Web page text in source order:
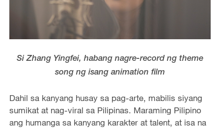
Si Zhang Yingfei, habang nagre-record ng theme
song ng isang animation film
Dahil sa kanyang husay sa pag-arte, mabilis siyang
sumikat at nag-viral sa Pilipinas. Maraming Pilipino
ang humanga sa kanyang karakter at talent, at isa na